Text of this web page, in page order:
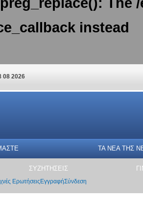
instead
08 2026
ΤΑ ΝΕΑ THΣ
ΣΥΖΗΤΗΣΕΙΣ
Ερωτήσεις ΕγγραφήΣύνδεση